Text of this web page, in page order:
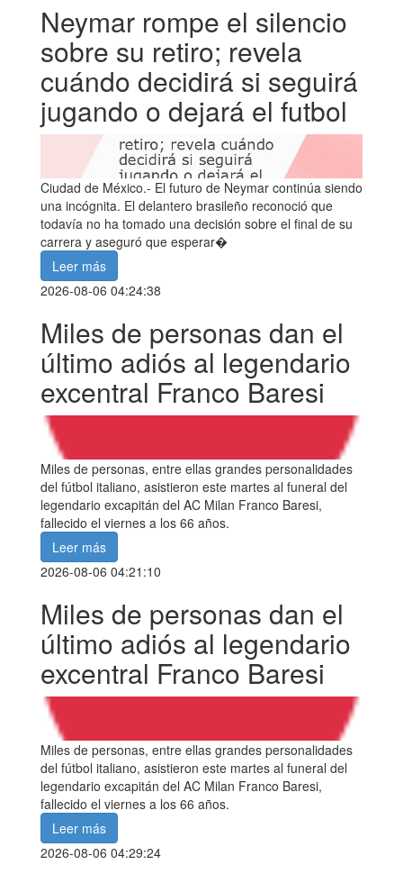
Neymar rompe el silencio
sobre su retiro; revela
cuándo decidirá si seguirá
jugando o dejará el futbol
Ciudad de México.- El futuro de Neymar continúa siendo
una incógnita. El delantero brasileño reconoció que
todavía no ha tomado una decisión sobre el final de su
carrera y aseguró que esperar�
Leer más
2026-08-06 04:24:38
Miles de personas dan el
último adiós al legendario
excentral Franco Baresi
Miles de personas, entre ellas grandes personalidades
del fútbol italiano, asistieron este martes al funeral del
legendario excapitán del AC Milan Franco Baresi,
fallecido el viernes a los 66 años.
Leer más
2026-08-06 04:21:10
Miles de personas dan el
último adiós al legendario
excentral Franco Baresi
Miles de personas, entre ellas grandes personalidades
del fútbol italiano, asistieron este martes al funeral del
legendario excapitán del AC Milan Franco Baresi,
fallecido el viernes a los 66 años.
Leer más
2026-08-06 04:29:24